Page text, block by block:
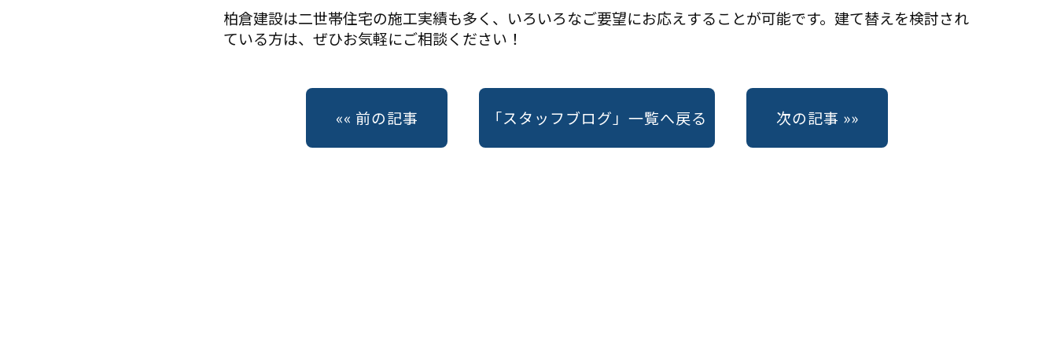
柏倉建設は二世帯住宅の施工実績も多く、いろいろなご要望にお応えすることが可能です。建て替えを検討され
ている方は、ぜひお気軽にご相談ください！
«« 前の記事 次の記事 »»
「スタッフブログ」一覧へ戻る